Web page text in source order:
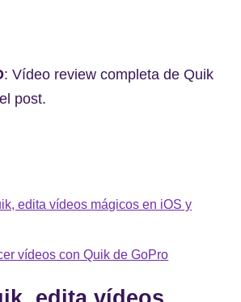
: Vídeo review completa de Quik
post.
edita vídeos mágicos en iOS y
vídeos con Quik de GoPro